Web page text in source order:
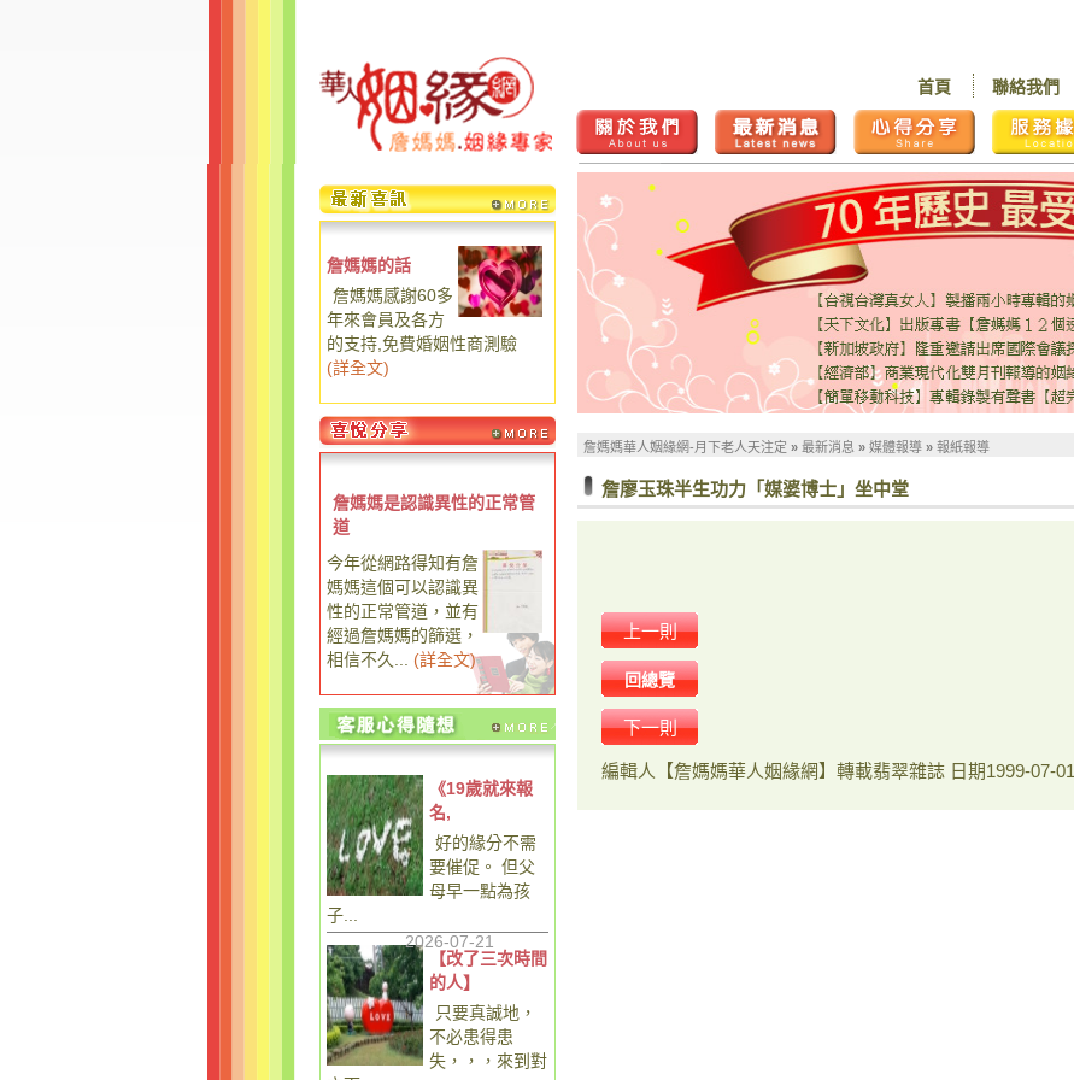
聯絡我們
首頁
詹媽媽的話
詹媽媽感謝60多
年來會員及各方
的支持,免費婚姻性商測驗
(詳全文)
詹媽媽是認識異性的正常管
道
今年從網路得知有詹
媽媽這個可以認識異
性的正常管道，並有
經過詹媽媽的篩選，
相信不久...
(詳全文)
《19歲就來報
名,
好的緣分不需
要催促。 但父
母早一點為孩
子...
2026-07-21
【改了三次時間
的人】
只要真誠地，
不必患得患
失，，，來到對
詹媽媽華人姻緣網-月下老人天注定 » 最新消息 » 媒體報導 » 報紙報導
詹廖玉珠半生功力「媒婆博士」坐中堂
上一則
回總覽
下一則
編輯人 【詹媽媽華人姻緣網】轉載翡翠雜誌 日期1999-07-01